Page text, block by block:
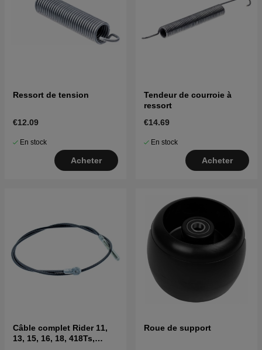
Ressort de tension
€12.09
En stock
Acheter
Tendeur de courroie à
ressort
€14.69
En stock
Acheter
Câble complet Rider 11,
13, 15, 16, 18, 418Ts,
Roue de support